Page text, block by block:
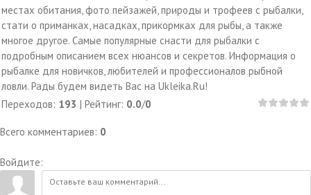
местах обитания, фото пейзажей, природы и трофеев с рыбалки,
стати о приманках, насадках, прикормках для рыбы, а также
многое другое. Самые популярные снасти для рыбалки с
подробным описанием всех нюансов и секретов. Информация о
рыбалке для новичков, любителей и профессионалов рыбной
ловли. Рады будем видеть Вас на Ukleika.Ru!
Переходов: 193 | Рейтинг: 0.0/0
Всего комментариев: 0
Войдите: